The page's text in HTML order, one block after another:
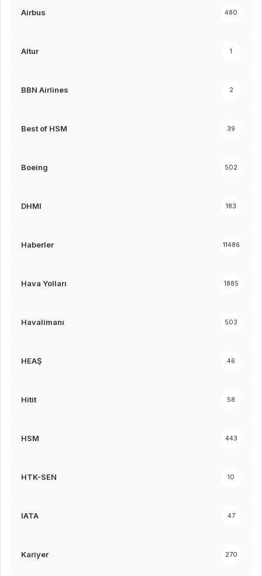
Airbus 480
Altur 1
BBN Airlines 2
Best of HSM 39
Boeing 502
DHMI 183
Haberler 11486
Hava Yolları 1885
Havalimanı 503
HEAŞ 46
Hitit 58
HSM 443
HTK-SEN 10
IATA 47
Kariyer 270